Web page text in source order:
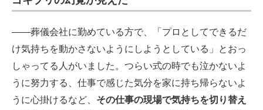
――葬儀会社に勤めている方で、「プロとしてできるだ
け気持ちを動かさないようにしようとしている」とおっ
しゃってる人がいました。つらい式の時でも泣かないよ
うに努力する、仕事で感じた気分を家に持ち帰らないよ
うに心掛けるなど、 その仕事の現場で気持ちを切り替え